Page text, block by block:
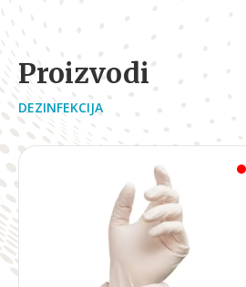
Proizvodi
DEZINFEKCIJA